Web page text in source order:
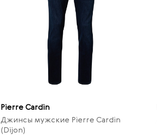
Pierre Cardin
Джинсы мужские Pierre Cardin
(Dijon)